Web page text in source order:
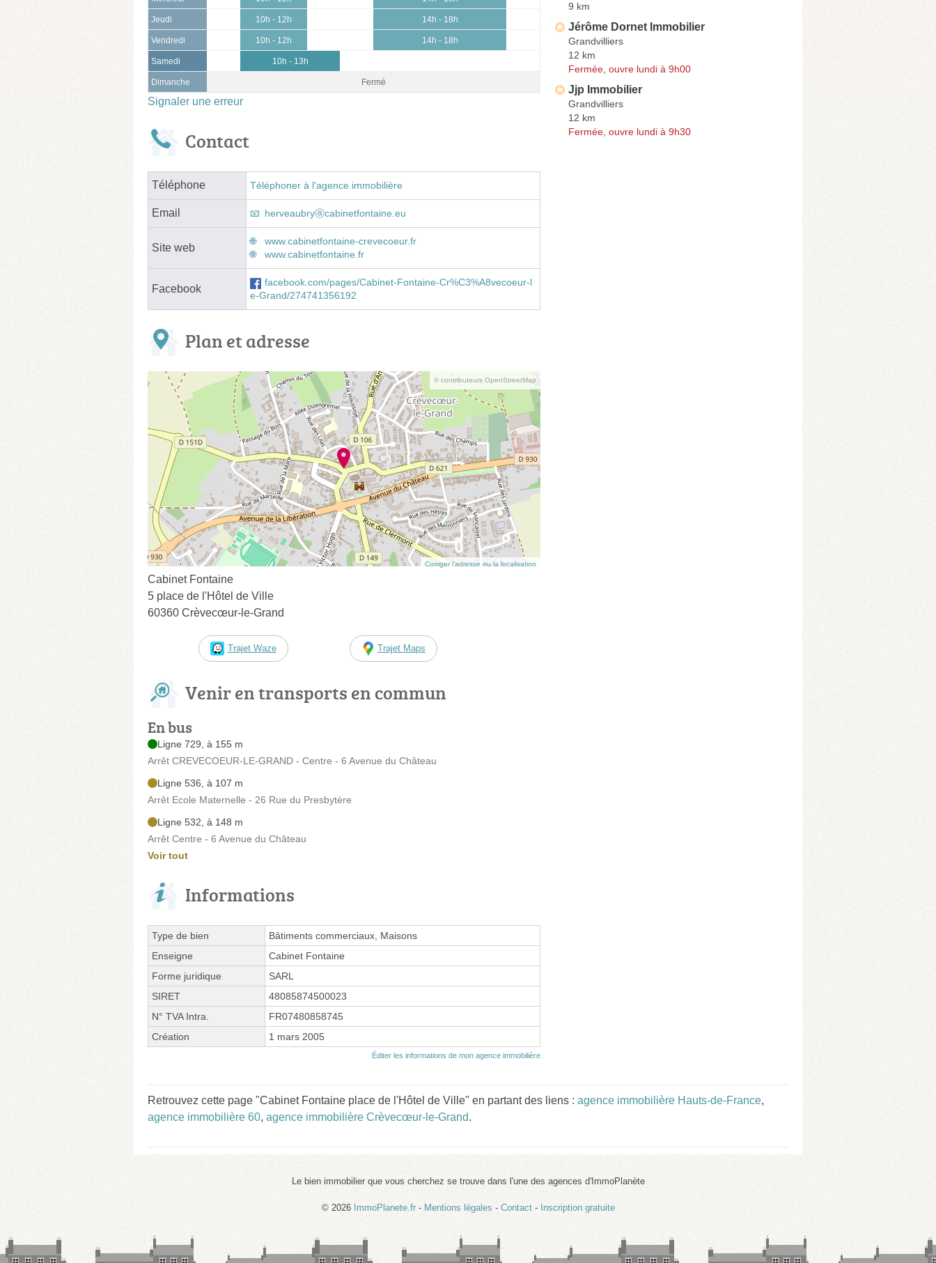
Jeudi 10h - 12h 14h - 18h
Vendredi 10h - 12h 14h - 18h
Samedi 10h - 13h
Dimanche Fermé
Signaler une erreur
Contact
Téléphone Téléphoner à l'agence immobilière
Email herveaubryⓐcabinetfontaine.eu
Site web
www.cabinetfontaine-crevecoeur.fr
www.cabinetfontaine.fr
Facebook
facebook.com/pages/Cabinet-Fontaine-Cr%C3%A8vecoeur-l
e-Grand/274741356192
Plan et adresse
© contributeurs OpenStreetMap
Corriger l’adresse ou la localisation
Cabinet Fontaine
5 place de l'Hôtel de Ville
60360 Crèvecœur-le-Grand
Trajet Waze Trajet Maps
Venir en transports en commun
En bus
Ligne 729, à 155 m
Arrêt CREVECOEUR-LE-GRAND - Centre - 6 Avenue du Château
Ligne 536, à 107 m
Arrêt Ecole Maternelle - 26 Rue du Presbytère
Ligne 532, à 148 m
Arrêt Centre - 6 Avenue du Château
Voir tout
Informations
Type de bien
Bâtiments commerciaux, Maisons
Enseigne
Cabinet Fontaine
Forme juridique
SARL
SIRET
48085874500023
N° TVA Intra.
FR07480858745
Création
1 mars 2005
Éditer les informations de mon agence immobilière
9 km
Jérôme Dornet Immobilier
Grandvilliers
12 km
Fermée, ouvre lundi à 9h00
Jjp Immobilier
Grandvilliers
12 km
Fermée, ouvre lundi à 9h30
Retrouvez cette page "Cabinet Fontaine place de l'Hôtel de Ville" en partant des liens : agence immobilière Hauts-de-France,
agence immobilière 60, agence immobilière Crèvecœur-le-Grand.
Le bien immobilier que vous cherchez se trouve dans l'une des agences d'ImmoPlanète
© 2026 ImmoPlanete.fr - Mentions légales - Contact- Inscription gratuite